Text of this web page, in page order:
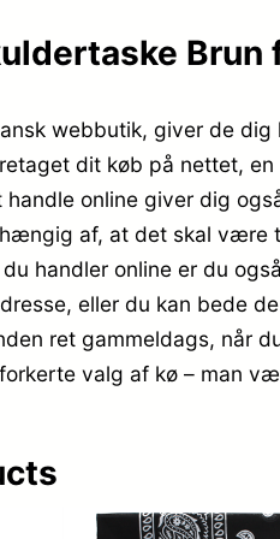
Brun
webbutik, giver de
dit køb på nettet,
online giver dig
af, at det skal være
handler online er du
eller du kan bede
ret gammeldags, når
valg af kø – man